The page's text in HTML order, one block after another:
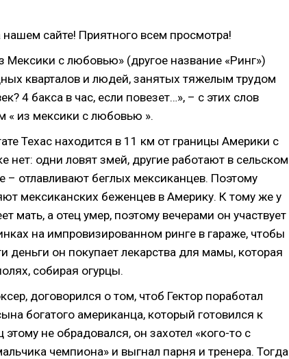
сайте! Приятного всем просмотра!
с любовью» (другое название «Ринг»)
кварталов и людей, занятых тяжелым трудом
4 бакса в час, если повезет…», – с этих слов
« из мексики с любовью ».
Техас находится в 11 км от границы Америки с
нет: одни ловят змей, другие работают в сельском
– отлавливают беглых мексиканцев. Поэтому
мексиканских беженцев в Америку. К тому же у
мать, а отец умер, поэтому вечерами он участвует
на импровизированном ринге в гараже, чтобы
деньги он покупает лекарства для мамы, которая
собирая огурцы.
договорился о том, чтоб Гектор поработал
богатого американца, который готовился к
не обрадовался, он захотел «кого-то с
чемпиона» и выгнал парня и тренера. Тогда